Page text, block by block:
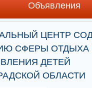
Объявления
ЦЕНТР
СФЕРЫ ОТДЫХА
ДЕТЕЙ
ОБЛАСТИ